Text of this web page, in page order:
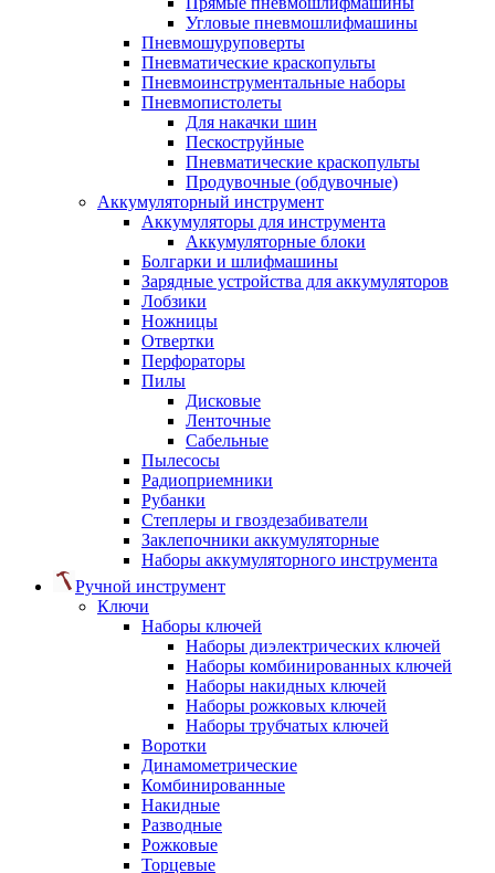
Угловые пневмошлифмашины
Пневмошуруповерты
Пневматические краскопульты
Пневмоинструментальные наборы
Пневмопистолеты
Для накачки шин
Пескоструйные
Пневматические краскопульты
Продувочные (обдувочные)
Аккумуляторный инструмент
Аккумуляторы для инструмента
Аккумуляторные блоки
Болгарки и шлифмашины
Зарядные устройства для аккумуляторов
Лобзики
Ножницы
Отвертки
Перфораторы
Пилы
Дисковые
Ленточные
Сабельные
Пылесосы
Радиоприемники
Рубанки
Степлеры и гвоздезабиватели
Заклепочники аккумуляторные
Наборы аккумуляторного инструмента
Ручной инструмент
Ключи
Наборы ключей
Наборы диэлектрических ключей
Наборы комбинированных ключей
Наборы накидных ключей
Наборы рожковых ключей
Наборы трубчатых ключей
Воротки
Динамометрические
Комбинированные
Накидные
Разводные
Рожковые
Торцевые